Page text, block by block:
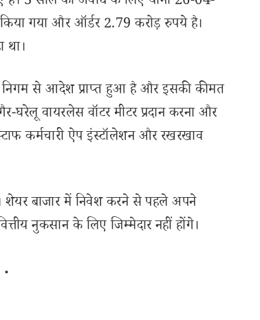
गया और ऑर्डर 2.79 करोड़ रुपये है।
था।
निगम से आदेश प्राप्त हुआ है और इसकी कीमत
वायरलेस वॉटर मीटर प्रदान करना और
कर्मचारी ऐप इंस्टॉलेशन और रखरखाव
शेयर बाजार में निवेश करने से पहले अपने
नुकसान के लिए जिम्मेदार नहीं होंगे।